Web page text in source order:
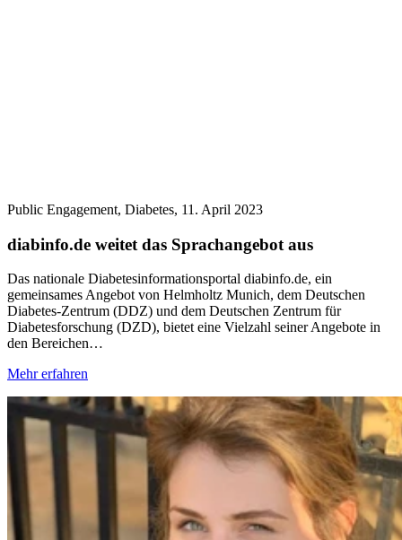
Public Engagement, Diabetes, 11. April 2023
diabinfo.de weitet das Sprachangebot aus
Das nationale Diabetesinformationsportal diabinfo.de, ein
gemeinsames Angebot von Helmholtz Munich, dem Deutschen
Diabetes-Zentrum (DDZ) und dem Deutschen Zentrum für
Diabetesforschung (DZD), bietet eine Vielzahl seiner Angebote in
den Bereichen…
Mehr erfahren